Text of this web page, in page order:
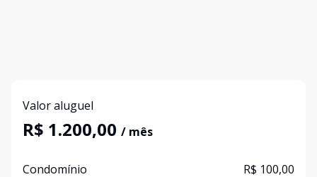
Valor aluguel
R$ 1.200,00 / mês
Condomínio R$ 100,00